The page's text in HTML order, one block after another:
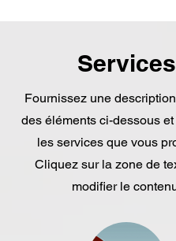
Services
Fournissez une
des éléments ci-dessous
les services que vous
Cliquez sur la zone de
modifier le